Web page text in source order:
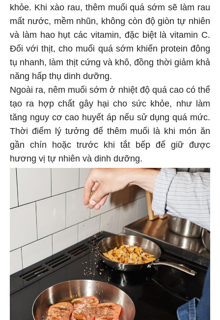
khỏe. Khi xào rau, thêm muối quá sớm sẽ làm rau
mất nước, mềm nhũn, không còn độ giòn tự nhiên
và làm hao hụt các vitamin, đặc biệt là vitamin C.
Đối với thịt, cho muối quá sớm khiến protein đông
tụ nhanh, làm thịt cứng và khô, đồng thời giảm khả
năng hấp thụ dinh dưỡng.
Ngoài ra, nêm muối sớm ở nhiệt độ quá cao có thể
tạo ra hợp chất gây hại cho sức khỏe, như làm
tăng nguy cơ cao huyết áp nếu sử dụng quá mức.
Thời điểm lý tưởng để thêm muối là khi món ăn
gần chín hoặc trước khi tắt bếp để giữ được
hương vị tự nhiên và dinh dưỡng.